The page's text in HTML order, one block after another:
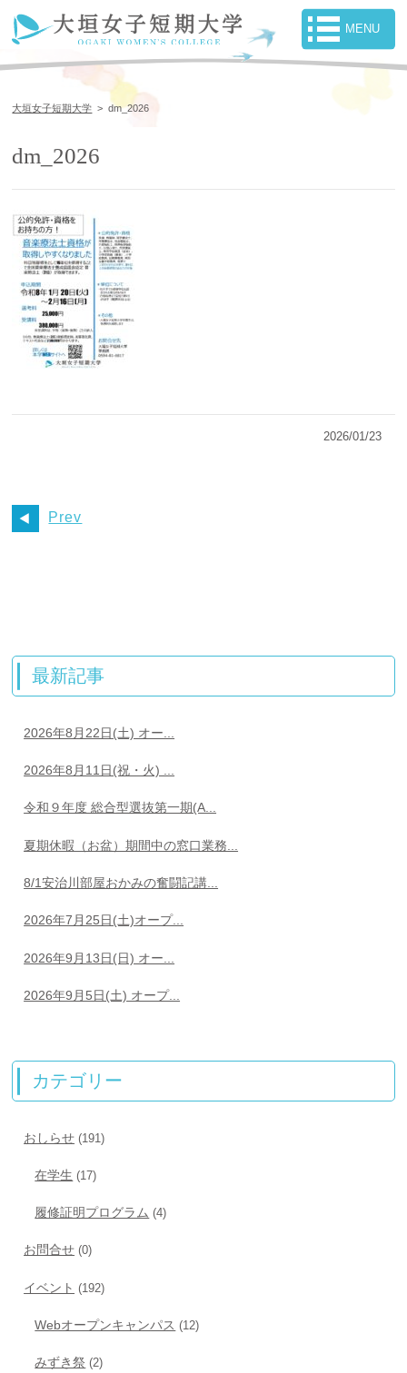
大垣女子短期大学 >dm_2026
dm_2026
2026/01/23
Prev
最新記事
2026年8月22日(土) オー...
2026年8月11日(祝・火) ...
令和９年度 総合型選抜第一期(A...
夏期休暇（お盆）期間中の窓口業務...
8/1安治川部屋おかみの奮闘記講...
2026年7月25日(土)オープ...
2026年9月13日(日) オー...
2026年9月5日(土) オープ...
カテゴリー
おしらせ (191)
在学生 (17)
履修証明プログラム (4)
お問合せ (0)
イベント (192)
Webオープンキャンパス (12)
みずき祭 (2)